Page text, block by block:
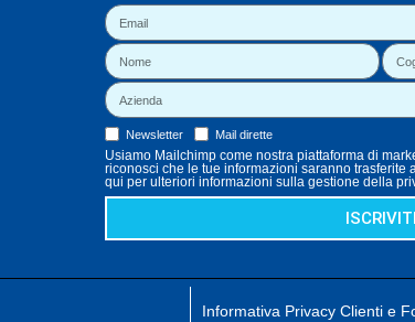
Newsletter Mail dirette
Usiamo Mailchimp come nostra piattaforma di
riconosci che le tue informazioni saranno trasferite
qui per ulteriori informazioni sulla gestione della
ISCRIVITI
Informativa Privacy Clienti e